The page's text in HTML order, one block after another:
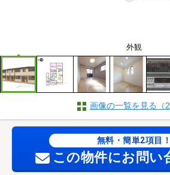
外観
画像の一覧を見る（
無料・簡単2項目！
この物件にお問い